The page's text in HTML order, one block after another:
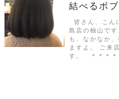
結べるボブ
皆さん、こん
島店の柚山で
も、なかなか
ますよ。 ご来
す。 ＊＊＊＊